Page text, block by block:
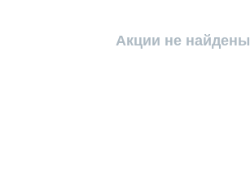
Акции не найдены